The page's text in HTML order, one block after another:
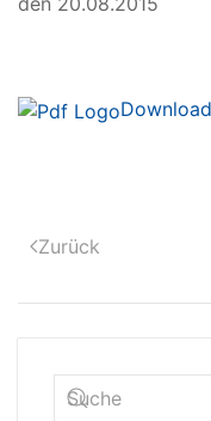
Zurück